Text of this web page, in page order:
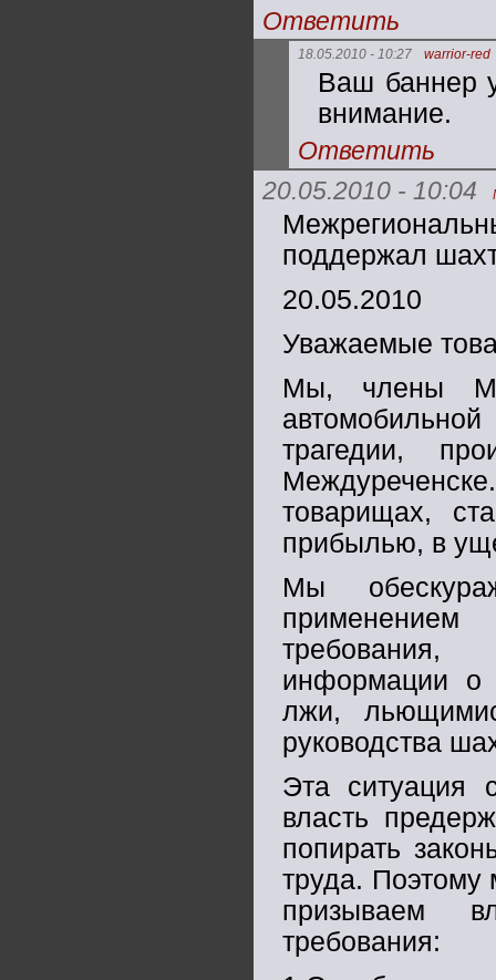
Ответить
18.05.2010 - 10:27 warrior-red
Ваш баннер
внимание.
Ответить
20.05.2010 - 10:04
поддержал
20.05.2010
Уважаемые
Мы, члены
трагедии,
товарищах,
прибылью, в
Мы
информации о
лжи,
руководства
Эта ситуация
власть
попирать
труда.
призываем
требования: